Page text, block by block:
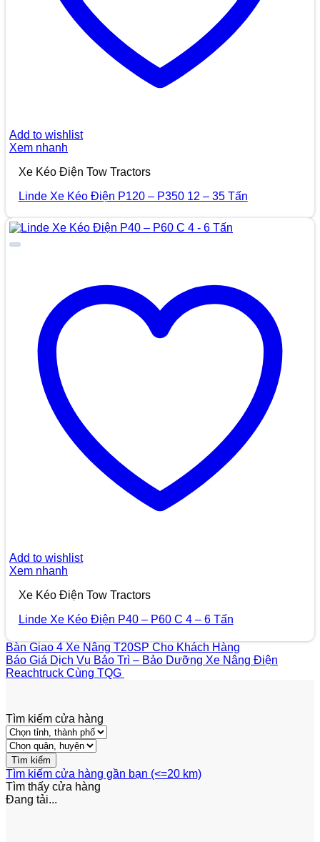
Add to wishlist
Xem nhanh
Xe Kéo Điện Tow Tractors
Linde Xe Kéo Điện P120 – P350 12 – 35 Tấn
Add to wishlist
Xem nhanh
Xe Kéo Điện Tow Tractors
Linde Xe Kéo Điện P40 – P60 C 4 – 6 Tấn
Bàn Giao 4 Xe Nâng T20SP Cho Khách Hàng
Báo Giá Dịch Vụ Bảo Trì – Bảo Dưỡng Xe Nâng Điện
Reachtruck Cùng TQG
Tìm kiếm cửa hàng
Tìm kiếm cửa hàng gần bạn (<=20 km)
Tìm thấy cửa hàng
Đang tải...